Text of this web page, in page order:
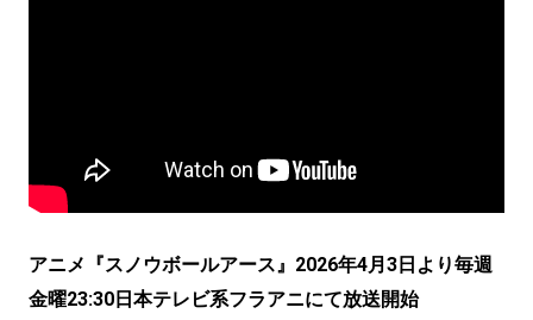
アニメ『スノウボールアース』2026年4月3日より毎週
金曜23:30日本テレビ系フラアニにて放送開始